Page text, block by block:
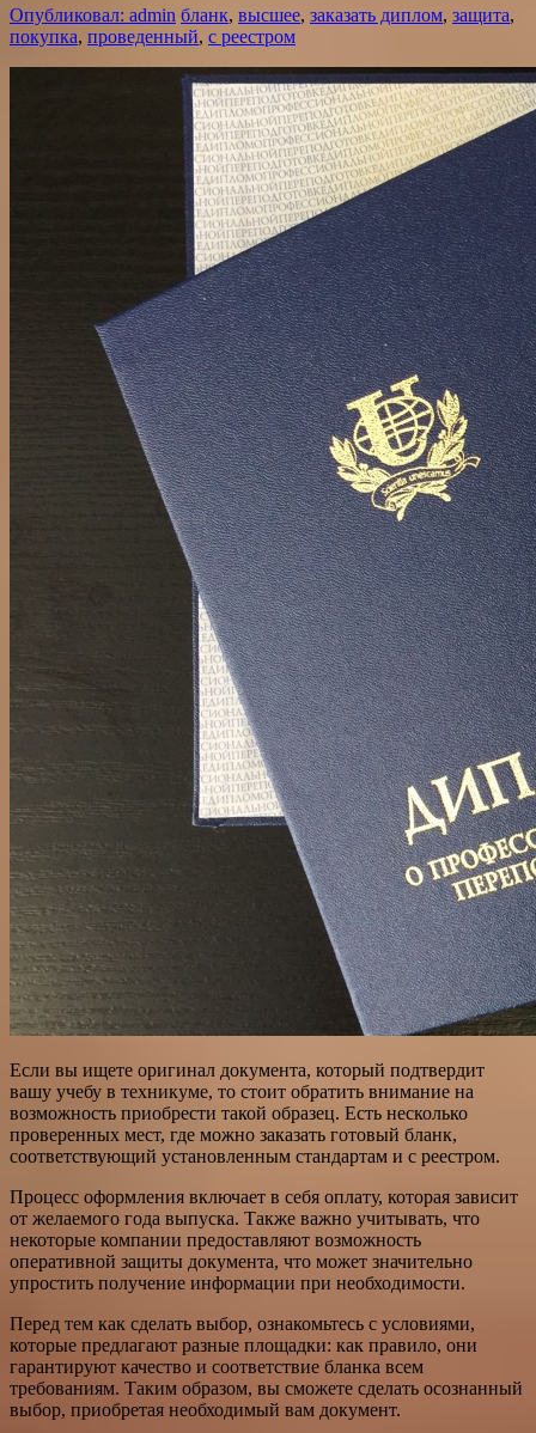
Опубликовал: admin бланк, высшее, заказать диплом, защита,
покупка, проведенный, с реестром
Если вы ищете оригинал документа, который подтвердит
вашу учебу в техникуме, то стоит обратить внимание на
возможность приобрести такой образец. Есть несколько
проверенных мест, где можно заказать готовый бланк,
соответствующий установленным стандартам и с реестром.
Процесс оформления включает в себя оплату, которая зависит
от желаемого года выпуска. Также важно учитывать, что
некоторые компании предоставляют возможность
оперативной защиты документа, что может значительно
упростить получение информации при необходимости.
Перед тем как сделать выбор, ознакомьтесь с условиями,
которые предлагают разные площадки: как правило, они
гарантируют качество и соответствие бланка всем
требованиям. Таким образом, вы сможете сделать осознанный
выбор, приобретая необходимый вам документ.